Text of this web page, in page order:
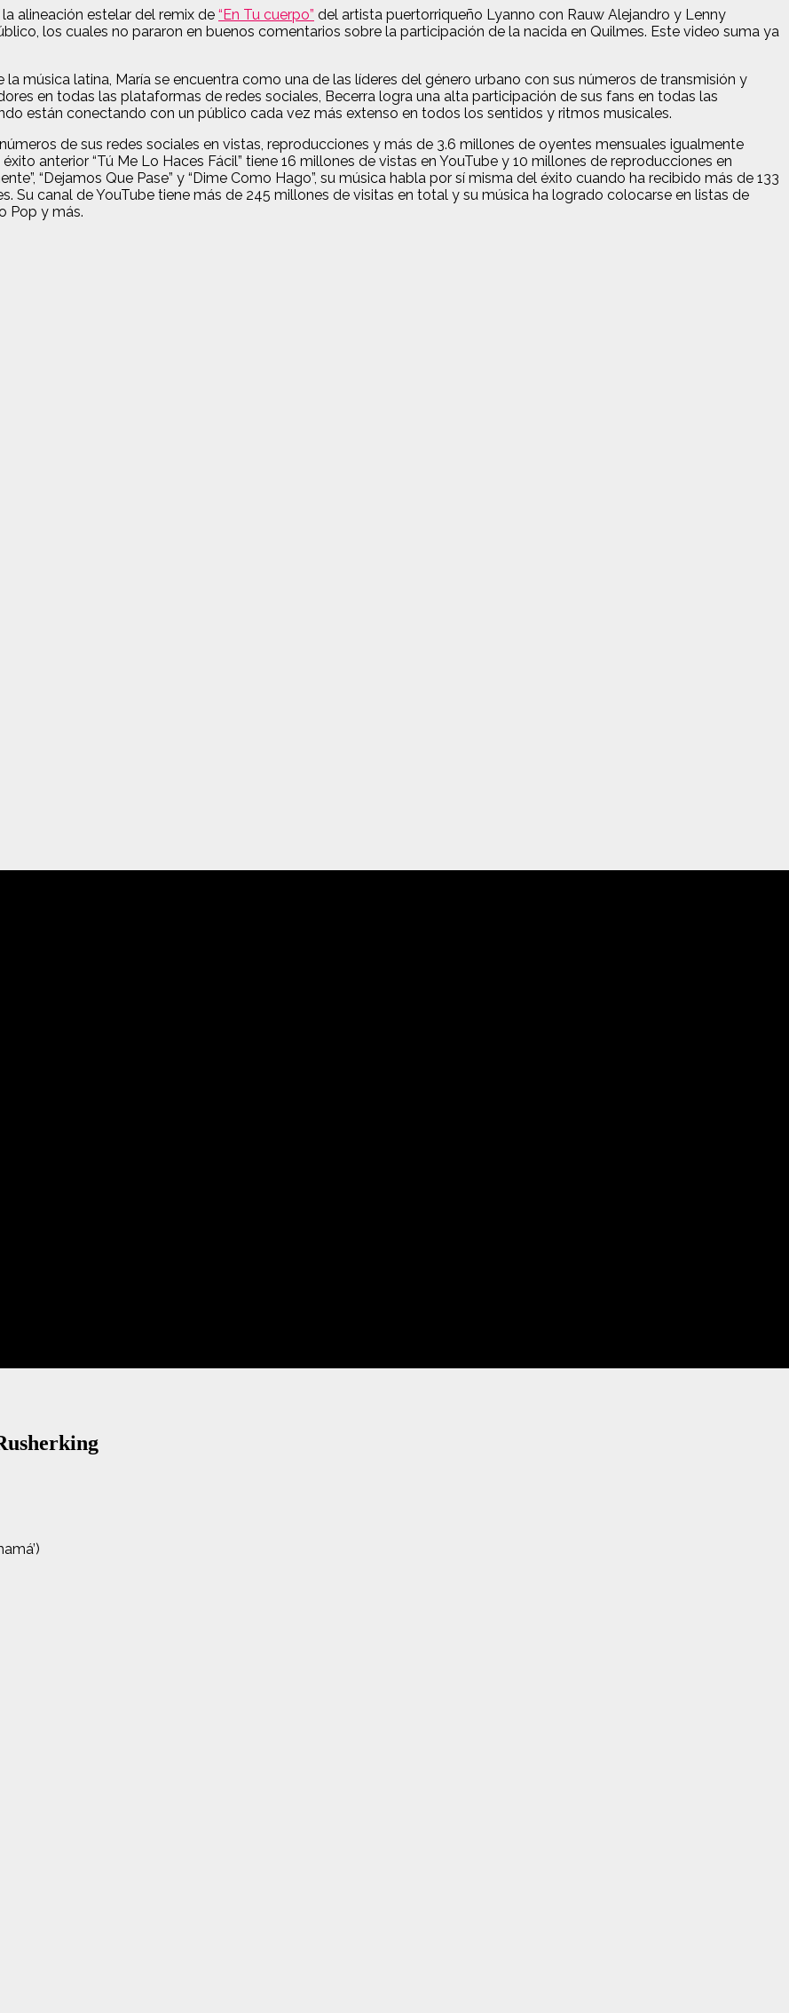
alineación estelar del remix de “En Tu cuerpo” del artista puertorriqueño Lyanno con Rauw Alejandro y Lenny
los cuales no pararon en buenos comentarios sobre la participación de la nacida en Quilmes. Este video suma ya
música latina, María se encuentra como una de las líderes del género urbano con sus números de transmisión y
en todas las plataformas de redes sociales, Becerra logra una alta participación de sus fans en todas las
están conectando con un público cada vez más extenso en todos los sentidos y ritmos musicales.
de sus redes sociales en vistas, reproducciones y más de 3.6 millones de oyentes mensuales igualmente
anterior “Tú Me Lo Haces Fácil” tiene 16 millones de vistas en YouTube y 10 millones de reproducciones en
“Dejamos Que Pase” y “Dime Como Hago”, su música habla por sí misma del éxito cuando ha recibido más de 133
Su canal de YouTube tiene más de 245 millones de visitas en total y su música ha logrado colocarse en listas de
Pop y más.